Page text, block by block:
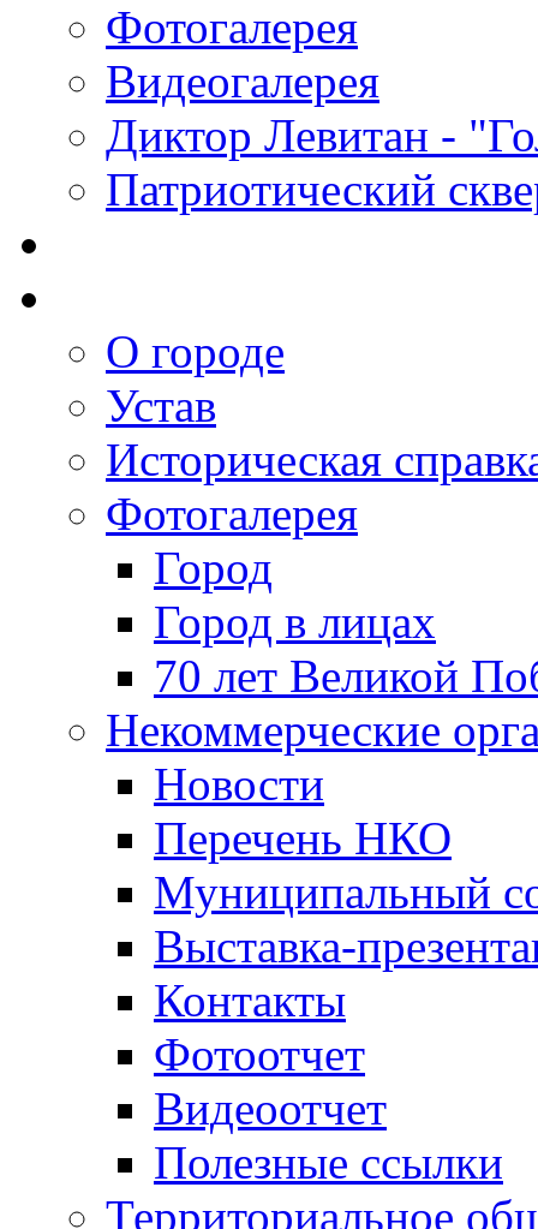
Фотогалерея
Видеогалерея
Диктор Левитан -
Патриотический
О городе
Устав
Историческая
Фотогалерея
Город
Город в лицах
70 лет Великой
Некоммерческие
Новости
Перечень НКО
Муниципальный
Выставка-
Контакты
Фотоотчет
Видеоотчет
Полезные ссылки
Территориальное